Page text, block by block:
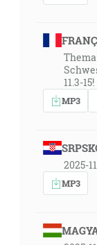
11.3-15!
MP3
2025-
MP3